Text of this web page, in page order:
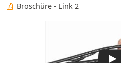
Broschüre - Link 2